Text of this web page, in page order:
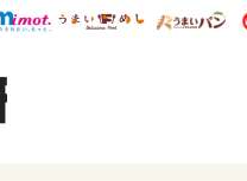
ぴあ総研 ディズニー特集
mimot. うまいめし